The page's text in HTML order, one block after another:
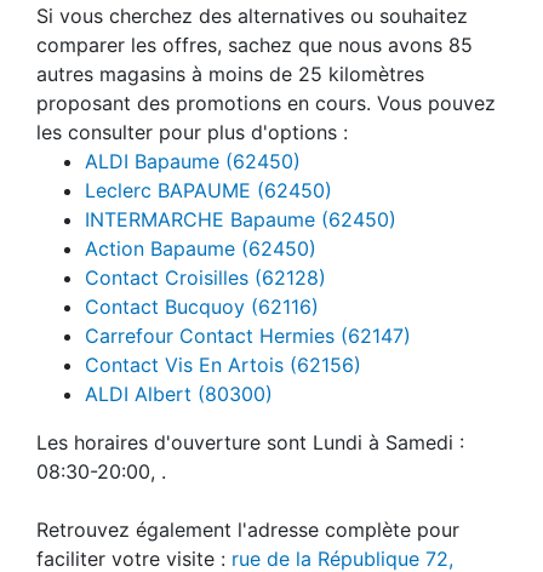
Si vous cherchez des alternatives ou souhaitez
comparer les offres, sachez que nous avons 85
autres magasins à moins de 25 kilomètres
proposant des promotions en cours. Vous pouvez
les consulter pour plus d'options :
ALDI Bapaume (62450)
Leclerc BAPAUME (62450)
INTERMARCHE Bapaume (62450)
Action Bapaume (62450)
Contact Croisilles (62128)
Contact Bucquoy (62116)
Carrefour Contact Hermies (62147)
Contact Vis En Artois (62156)
ALDI Albert (80300)
Les horaires d'ouverture sont Lundi à Samedi :
08:30-20:00, .
Retrouvez également l'adresse complète pour
faciliter votre visite : rue de la République 72,